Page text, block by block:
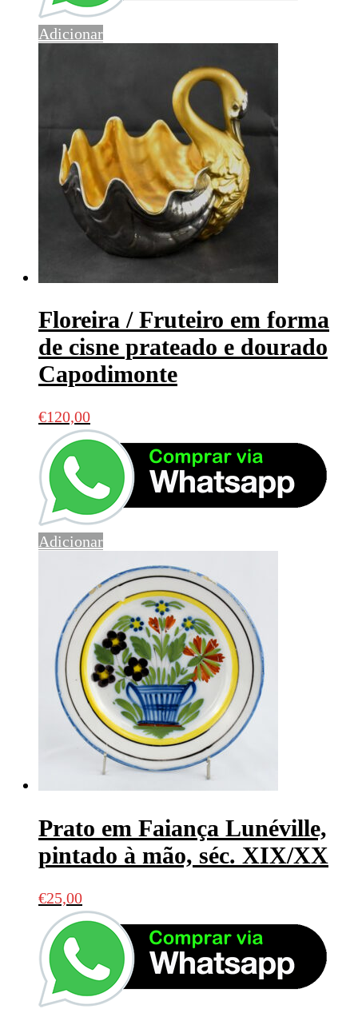
Adicionar
Floreira / Fruteiro em forma
de cisne prateado e dourado
Capodimonte
€120,00
Adicionar
Prato em Faiança Lunéville,
pintado à mão, séc. XIX/XX
€25,00